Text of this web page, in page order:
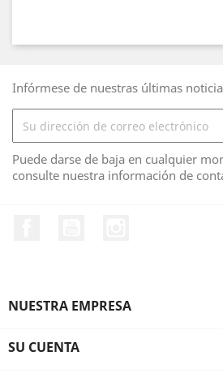
Infórmese de nuestras últimas
Puede darse de baja en cualquier
consulte nuestra información de
NUESTRA EMPRESA
SU CUENTA